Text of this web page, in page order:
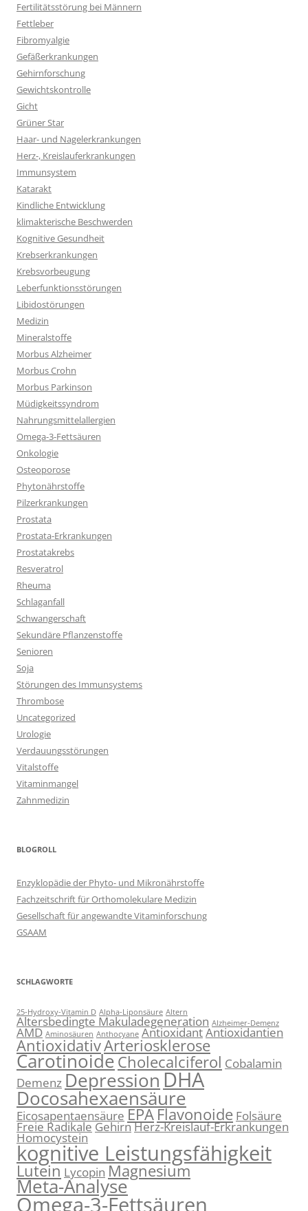
Fertilitätsstörung bei Männern
Fettleber
Fibromyalgie
Gefäßerkrankungen
Gehirnforschung
Gewichtskontrolle
Gicht
Grüner Star
Haar- und Nagelerkrankungen
Herz-, Kreislauferkrankungen
Immunsystem
Katarakt
Kindliche Entwicklung
klimakterische Beschwerden
Kognitive Gesundheit
Krebserkrankungen
Krebsvorbeugung
Leberfunktionsstörungen
Libidostörungen
Medizin
Mineralstoffe
Morbus Alzheimer
Morbus Crohn
Morbus Parkinson
Müdigkeitssyndrom
Nahrungsmittelallergien
Omega-3-Fettsäuren
Onkologie
Osteoporose
Phytonährstoffe
Pilzerkrankungen
Prostata
Prostata-Erkrankungen
Prostatakrebs
Resveratrol
Rheuma
Schlaganfall
Schwangerschaft
Sekundäre Pflanzenstoffe
Senioren
Soja
Störungen des Immunsystems
Thrombose
Uncategorized
Urologie
Verdauungsstörungen
Vitalstoffe
Vitaminmangel
Zahnmedizin
BLOGROLL
Enzyklopädie der Phyto- und Mikronährstoffe
Fachzeitschrift für Orthomolekulare Medizin
Gesellschaft für angewandte Vitaminforschung
GSAAM
SCHLAGWORTE
25-Hydroxy-Vitamin D Alpha-Liponsäure Altern
Altersbedingte Makuladegeneration Alzheimer-Demenz
AMD Aminosäuren Anthocyane AntioxidantAntioxidantien
AntioxidativArteriosklerose
CarotinoideCholecalciferol Cobalamin
Demenz DepressionDHA
Docosahexaensäure
Eicosapentaensäure EPAFlavonoide Folsäure
Freie RadikaleGehirnHerz-Kreislauf-Erkrankungen
Homocystein
kognitive Leistungsfähigkeit
Lutein Lycopin Magnesium
Meta-Analyse
Omega-3-Fettsäuren